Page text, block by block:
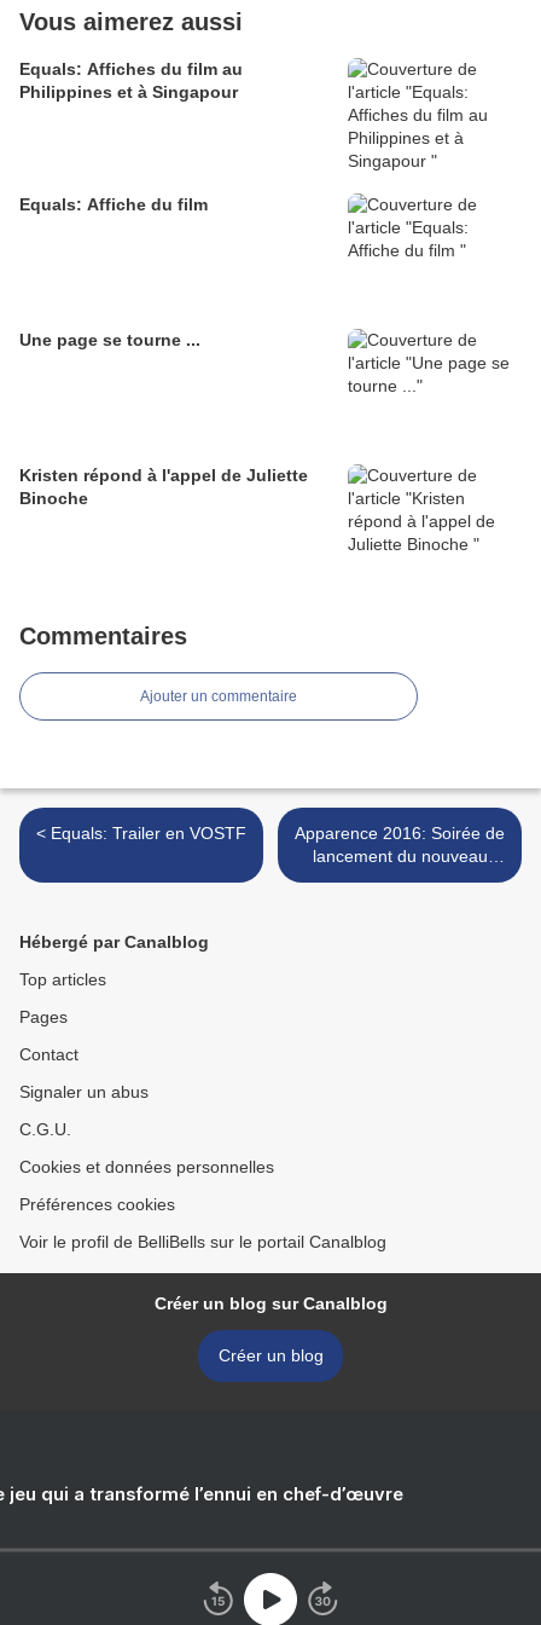
Vous aimerez aussi
Equals: Affiches du film au
Philippines et à Singapour
Equals: Affiche du film
Une page se tourne ...
Kristen répond à l'appel de Juliette
Binoche
Commentaires
Ajouter un commentaire
< Equals: Trailer en VOSTF
Apparence 2016: Soirée de
lancement du nouveau
parfum Chanel n°5 >
Hébergé par Canalblog
Top articles
Pages
Contact
Signaler un abus
C.G.U.
Cookies et données personnelles
Préférences cookies
Voir le profil de BelliBells sur le portail Canalblog
Créer un blog sur Canalblog
Créer un blog
jeu qui a transformé l’ennui en chef-d’œuvre